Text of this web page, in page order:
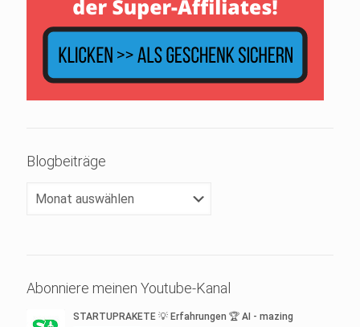
Blogbeiträge
Abonniere meinen Youtube-Kanal